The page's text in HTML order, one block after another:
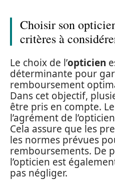
Choisir son
critères à
Le choix de l’opticien
déterminante pour
remboursement
Dans cet objectif,
être pris en compte.
l’agrément de
Cela assure que les
les normes prévues
remboursements. De
l’opticien est
pas négliger.